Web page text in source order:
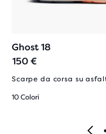
Ghost 18
150 €
Scarpe da corsa su
10 Colori